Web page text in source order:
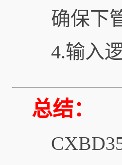
确保下
4.输入
总结：